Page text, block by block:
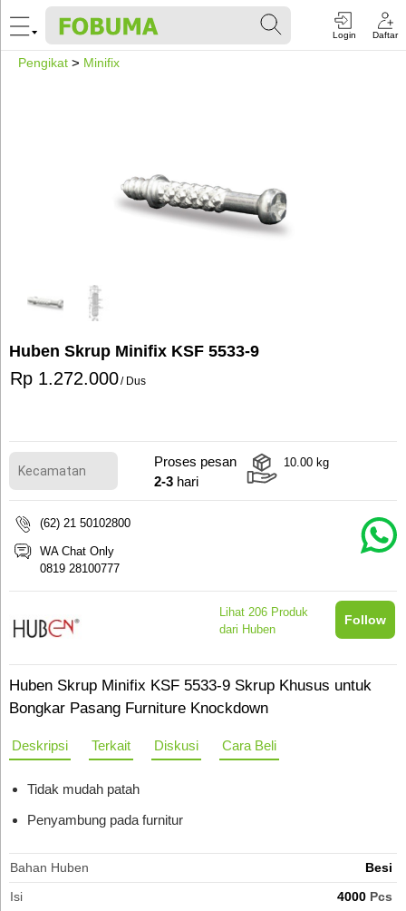
Login Daftar
Pengikat > Minifix
Huben Skrup Minifix KSF 5533-9
Rp 1.272.000/ Dus
Proses pesan
2-3 hari
10.00 kg
(62) 21 50102800
WA Chat Only
0819 28100777
Lihat 206 Produk
dari Huben
Follow
Huben Skrup Minifix KSF 5533-9 Skrup Khusus untuk
Bongkar Pasang Furniture Knockdown
Deskripsi Terkait Diskusi Cara Beli
Tidak mudah patah
Penyambung pada furnitur
Bahan Huben
Besi
Isi
4000 Pcs